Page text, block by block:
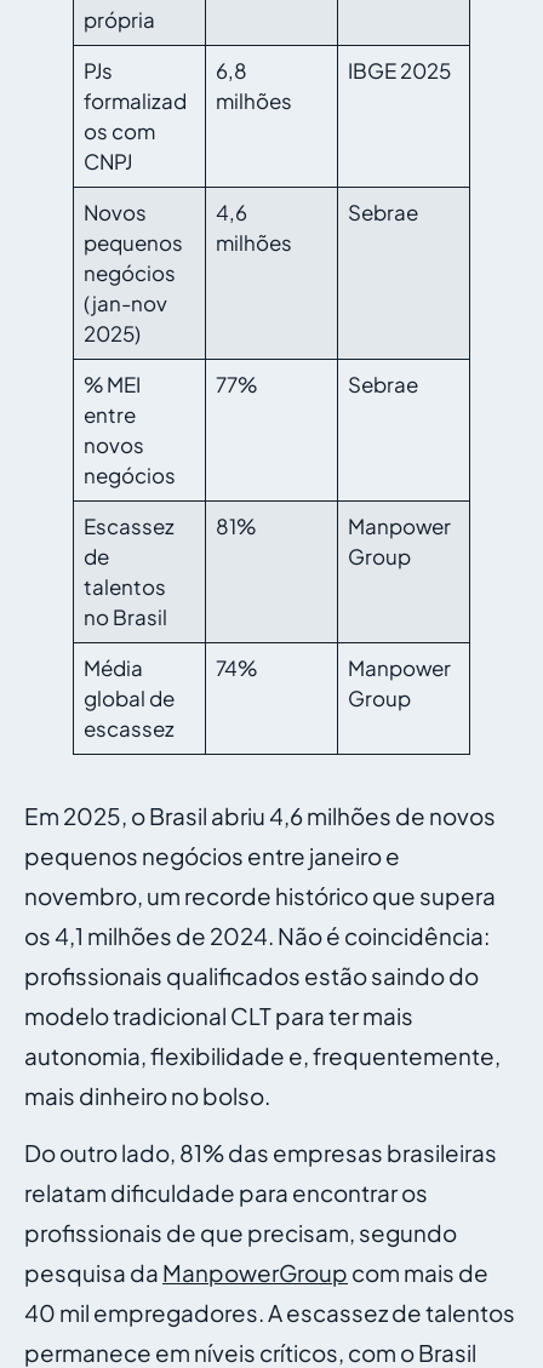
própria
PJs
formalizad
os com
CNPJ
6,8
milhões
IBGE 2025
Novos
pequenos
negócios
(jan-nov
2025)
4,6
milhões
Sebrae
% MEI
entre
novos
negócios
77% Sebrae
Escassez
de
talentos
no Brasil
81%
Manpower
Group
Média
global de
escassez
74%
Manpower
Group
Em 2025, o Brasil abriu 4,6 milhões de novos
pequenos negócios entre janeiro e
novembro, um recorde histórico que supera
os 4,1 milhões de 2024. Não é coincidência:
profissionais qualificados estão saindo do
modelo tradicional CLT para ter mais
autonomia, flexibilidade e, frequentemente,
mais dinheiro no bolso.
Do outro lado, 81% das empresas brasileiras
relatam dificuldade para encontrar os
profissionais de que precisam, segundo
pesquisa da ManpowerGroup com mais de
40 mil empregadores. A escassez de talentos
permanece em níveis críticos, com o Brasil